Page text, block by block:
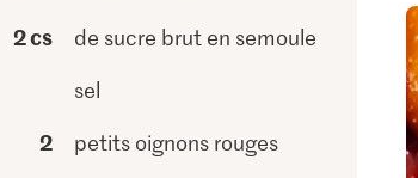
2 cs
de sucre brut en semoule
sel
2 petits oignons rouges